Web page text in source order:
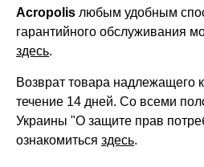
Acropolis любым удобным
гарантийного обслуживания
здесь.
Возврат товара надлежащего
течение 14 дней. Со всеми
Украины "О защите прав
ознакомиться здесь.